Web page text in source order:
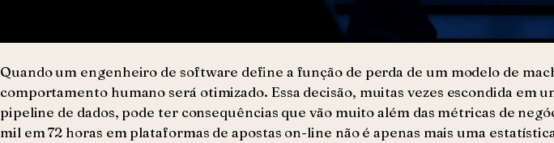
Quando um engenheiro de software define a função de perda de um modelo de
comportamento humano será otimizado. Essa decisão, muitas vezes escondida em
pipeline de dados, pode ter consequências que vão muito além das métricas de
mil em 72 horas em plataformas de apostas on-line não é apenas mais uma